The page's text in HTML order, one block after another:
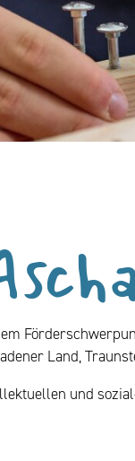
Land,
und